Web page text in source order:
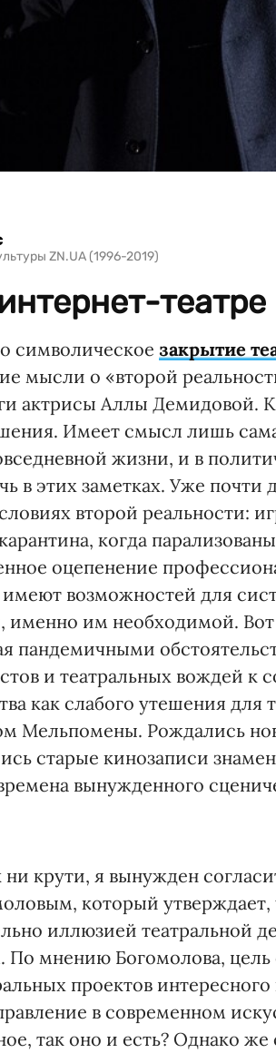
ZN.UA (1996-2019)
символическое закрытие
мысли о «второй
актрисы Аллы Демидовой.
Имеет смысл лишь
жизни, и в
в этих заметках. Уже
второй реальности:
когда
оцепенение
возможностей для
именно им необходимой. Вот
пандемичными
и театральных вождей к
как слабого утешения для
Мельпомены. Рождались
старые кинозаписи
вынужденного
крути, я вынужден
который утверждает,
иллюзией театральной
По мнению Богомолова,
проектов интересного
в современном
так оно и есть? Однако